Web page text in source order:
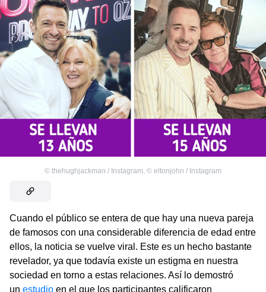
© thehughjackman / Instagram © eltonjohn / Instagram
Cuando el público se entera de que hay una nueva pareja
de famosos con una considerable diferencia de edad entre
ellos, la noticia se vuelve viral. Este es un hecho bastante
revelador, ya que todavía existe un estigma en nuestra
sociedad en torno a estas relaciones. Así lo demostró
un estudio en el que los participantes calificaron